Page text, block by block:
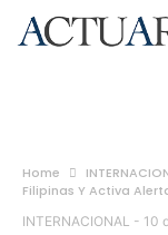
Home
Filipinas Y Activa
INTERNACIONAL - 10